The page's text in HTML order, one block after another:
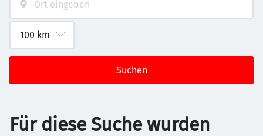
Suchen
Für diese Suche wurden